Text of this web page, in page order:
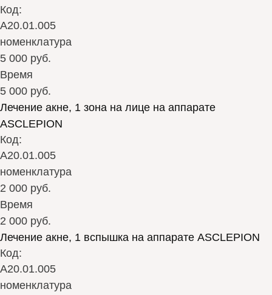
Код:
А20.01.005
номенклатура
5 000 руб.
Время
5 000 руб.
Лечение акне, 1 зона на лице на аппарате
ASCLEPION
Код:
А20.01.005
номенклатура
2 000 руб.
Время
2 000 руб.
Лечение акне, 1 вспышка на аппарате ASCLEPION
Код:
А20.01.005
номенклатура